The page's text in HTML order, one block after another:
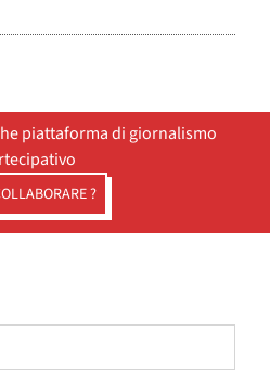
piattaforma di giornalismo
?